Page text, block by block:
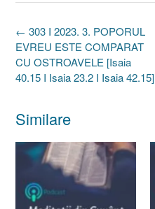
Post
navigation
← 303 I 2023. 3. POPORUL
EVREU ESTE COMPARAT
CU OSTROAVELE [Isaia
40.15 I Isaia 23.2 I Isaia 42.15]
Similare